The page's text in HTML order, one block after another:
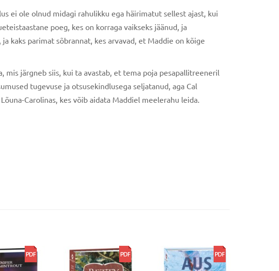
ei ole olnud midagi rahulikku ega häirimatut sellest ajast, kui
poeg, kes on korraga vaikseks jäänud, ja
kaks parimat sõbrannat, kes arvavad, et Maddie on kõige
mis järgneb siis, kui ta avastab, et tema poja pesapallitreeneril
tugevuse ja otsusekindlusega seljatanud, aga Cal
Carolinas, kes võib aidata Maddiel meelerahu leida.